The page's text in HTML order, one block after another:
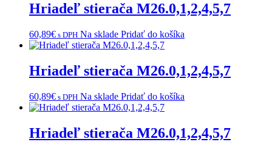
Hriadeľ stierača M26.0,1,2,4,5,7
60,89€ s DPH Na sklade Pridať do košíka
Hriadeľ stierača M26.0,1,2,4,5,7
60,89€ s DPH Na sklade Pridať do košíka
Hriadeľ stierača M26.0,1,2,4,5,7